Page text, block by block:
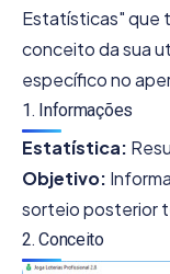
Estatísticas" que
conceito da sua
específico no
1. Informações
Estatística:
Objetivo:
sorteio posterior
2. Conceito